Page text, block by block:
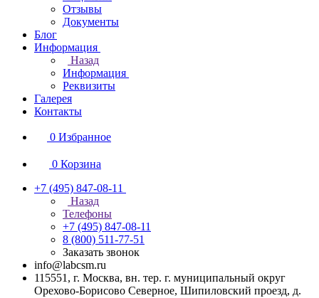
Отзывы
Документы
Блог
Информация
Назад
Информация
Реквизиты
Галерея
Контакты
0 Избранное
0 Корзина
+7 (495) 847-08-11
Назад
Телефоны
+7 (495) 847-08-11
8 (800) 511-77-51
Заказать звонок
info@labcsm.ru
115551, г. Москва, вн. тер. г. муниципальный округ
Орехово-Борисово Северное, Шипиловский проезд, д.